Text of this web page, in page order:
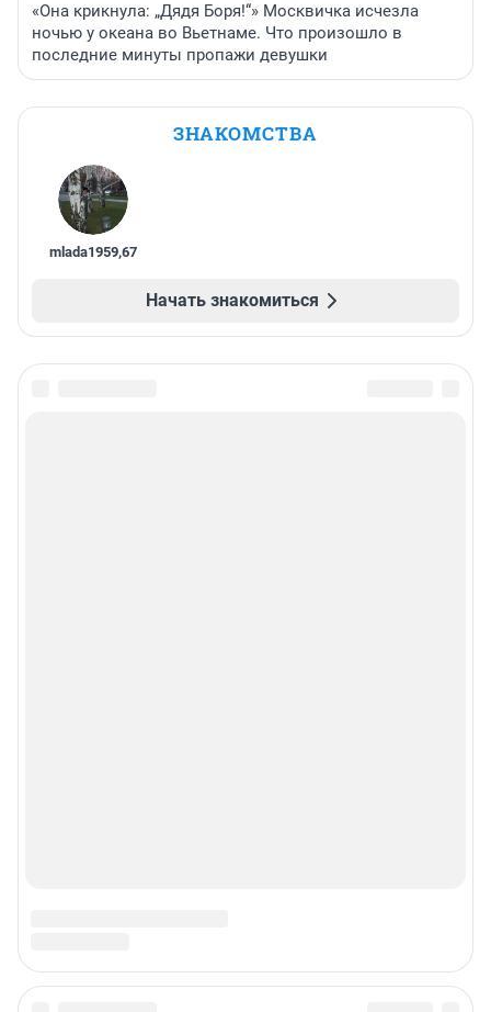
«Она крикнула: „Дядя Боря!“» Москвичка исчезла
ночью у океана во Вьетнаме. Что произошло в
последние минуты пропажи девушки
ЗНАКОМСТВА
mlada1959,67
Начать знакомиться